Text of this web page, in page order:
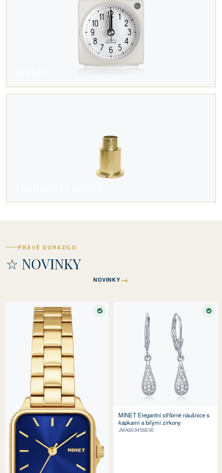
PRÁVĚ DORAZILO
☆ NOVINKY
NOVINKY →
SKLADEM
MINET Elegantní stříbrné náušnice s
kapkami a bílými zirkony
JMAS0345SE00